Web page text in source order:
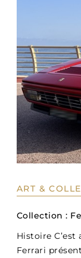
ART &
Collection :
Histoire C’est
Ferrari